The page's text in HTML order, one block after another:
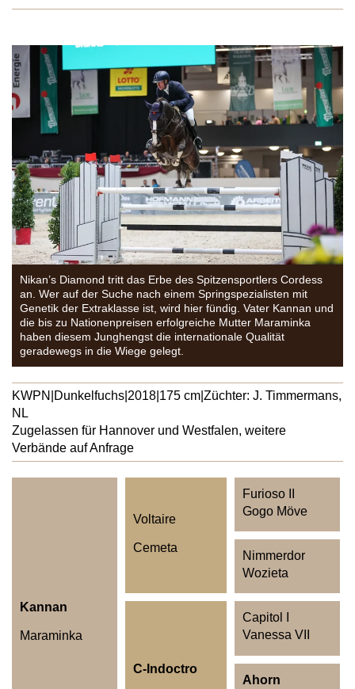
Nikan’s Diamond tritt das Erbe des Spitzensportlers Cordess
an. Wer auf der Suche nach einem Springspezialisten mit
Genetik der Extraklasse ist, wird hier fündig. Vater Kannan und
die bis zu Nationenpreisen erfolgreiche Mutter Maraminka
haben diesem Junghengst die internationale Qualität
geradewegs in die Wiege gelegt.
KWPN Dunkelfuchs 2018 175 cm Züchter: J. Timmermans,
NL
Zugelassen für Hannover und Westfalen, weitere
Verbände auf Anfrage
Kannan
Maraminka
Voltaire
Cemeta
Furioso II
Gogo Möve
Nimmerdor
Wozieta
C-Indoctro
Capitol I
Vanessa VII
Ahorn